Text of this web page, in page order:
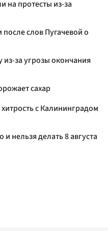
протесты из-за
слов Пугачевой о
из-за угрозы окончания
сахар
с Калининградом
нельзя делать 8 августа